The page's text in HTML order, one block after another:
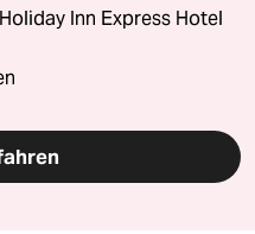
Inn Express Hotel